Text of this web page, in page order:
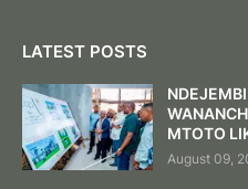
LATEST POSTS
MTOTO
August 09,